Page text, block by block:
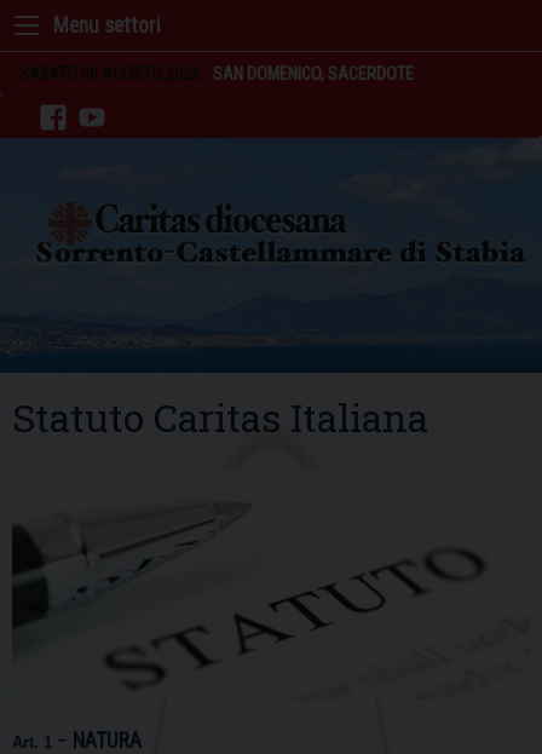
Skip
content
SABATO 08 AGOSTO 2026 SAN DOMENICO, SACERDOTE
facebookyoutube
Statuto Caritas Italiana
Art. 1 – NATURA